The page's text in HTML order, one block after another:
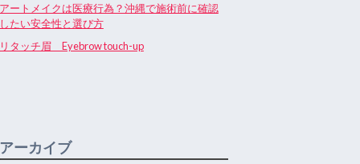
アートメイクは医療行為？沖縄で施術前に確認
したい安全性と選び方
リタッチ眉 Eyebrow touch-up
アーカイブ